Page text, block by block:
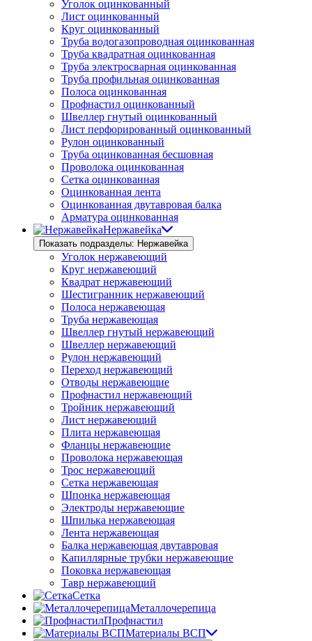
Уголок оцинкованный
Лист оцинкованный
Круг оцинкованный
Труба водогазопроводная оцинкованная
Труба квадратная оцинкованная
Труба электросварная оцинкованная
Труба профильная оцинкованная
Полоса оцинкованная
Профнастил оцинкованный
Швеллер гнутый оцинкованный
Лист перфорированный оцинкованный
Рулон оцинкованный
Труба оцинкованная бесшовная
Проволока оцинкованная
Сетка оцинкованная
Оцинкованная лента
Оцинкованная двутавровая балка
Арматура оцинкованная
Нержавейка
Показать подразделы: Нержавейка
Уголок нержавеющий
Круг нержавеющий
Квадрат нержавеющий
Шестигранник нержавеющий
Полоса нержавеющая
Труба нержавеющая
Швеллер гнутый нержавеющий
Швеллер нержавеющий
Рулон нержавеющий
Переход нержавеющий
Отводы нержавеющие
Профнастил нержавеющий
Тройник нержавеющий
Лист нержавеющий
Плита нержавеющая
Фланцы нержавеющие
Проволока нержавеющая
Трос нержавеющий
Сетка нержавеющая
Шпонка нержавеющая
Электроды нержавеющие
Шпилька нержавеющая
Лента нержавеющая
Балка нержавеющая двутавровая
Капиллярные трубки нержавеющие
Поковка нержавеющая
Тавр нержавеющий
Сетка
Металлочерепица
Профнастил
Материалы ВСП